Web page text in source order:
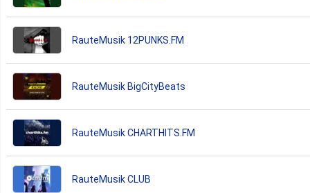
RauteMusik 12PUNKS.FM
RauteMusik BigCityBeats
RauteMusik CHARTHITS.FM
RauteMusik CLUB